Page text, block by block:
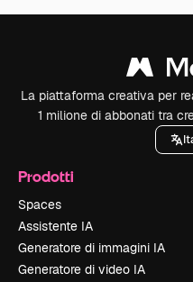
La piattaforma creativa per
1 milione di abbonati tra
Prodotti
Spaces
Assistente IA
Generatore di immagini IA
Generatore di video IA